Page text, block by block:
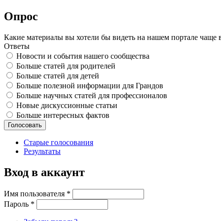
Опрос
Какие материалы вы хотели бы видеть на нашем портале чаще
Ответы
Новости и события нашего сообщества
Больше статей для родителей
Больше статей для детей
Больше полезной информации для Грандов
Больше научных статей для профессионалов
Новые дискуссионные статьи
Больше интересных фактов
Старые голосования
Результаты
Вход в аккаунт
Имя пользователя *
Пароль *